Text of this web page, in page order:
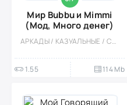
Мир Bubbu и Mimmi
(Мод, Много денег)
АРКАДЫ / КАЗУАЛЬНЫЕ / СИМУЛЯТОРЫ / УХОД / ПИТОМЦЫ / ДЛЯ ДЕТЕЙ / МОД / ОДНОПОЛЬЗОВАТЕЛЬСКИЕ / ПО МУЛЬТФИЛЬМАМ / ОФЛАЙН / ОБУЧАЮЩИЕ
1.55 114 Mb